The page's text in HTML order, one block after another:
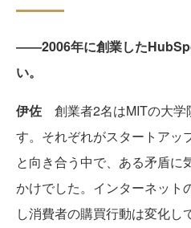
――2006年に創業した
い。
伊佐 創業者2名はMITの大学
す。それぞれがスタートアッ
と向き合う中で、ある矛盾に
かけでした。インターネット
し消費者の購買行動は変化し